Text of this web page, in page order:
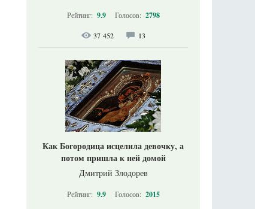
Рейтинг: 9.9 Голосов: 2798
37 452 13
Как Богородица исцелила девочку, а
потом пришла к ней домой
Дмитрий Злодорев
Рейтинг: 9.9 Голосов: 2015